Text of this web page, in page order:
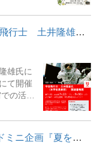
ズ』
。 展観
30日
観
山牧水
みなか
山河』
っと変わっ
ものを中心
を手に取る
すすめで
上、泣く泣
ります。本
く揃ってい
期間：
（月）展示
ト横） 主な
る : 人工知
前線に立
世界を変え
【深草ミニ展観：7/22～9/30】宇宙飛行士 土井隆雄氏（本学客員...
雄氏に
て開催
の活動
皆さん
り身近
さい。
9月30
【瀬田ミニ展観:8/1～9/30】リブアドミニ企画『夏を彩る本特集』